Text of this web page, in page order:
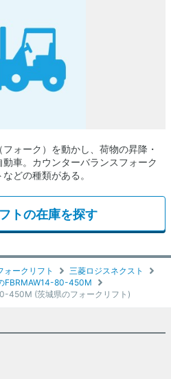
ォークリフト
三菱ロジスネクスト
FBRMAW14-80-450M
450M (茨城県のフォークリフト)
ォーク）を動かし、荷物の昇降・
車。カウンターバランスフォーク
どの種類がある。
トの在庫を探す